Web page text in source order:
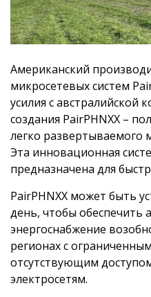
Американский
микросетевых систем
усилия с австралийской
создания PairPHNXX –
легко развертываемого
Эта инновационная
предназначена для
PairPHNXX может быть
день, чтобы обеспечить
энергоснабжение
регионах с
отсутствующим
электросетям.